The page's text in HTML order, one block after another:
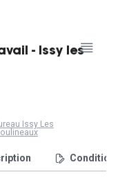
- Issy les
Issy Les